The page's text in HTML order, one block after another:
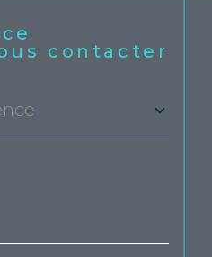
contacter